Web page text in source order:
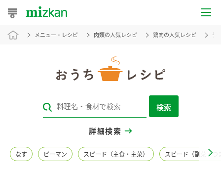
おうちレシピ
レシピカテゴリ一覧
レシピ名特集
メニュー・レシピ 肉類の人気レシピ 鶏肉の人気レシピ チ
検索
詳細検索
なす ピーマン スピード（主食・主菜） スピード（副菜・つ